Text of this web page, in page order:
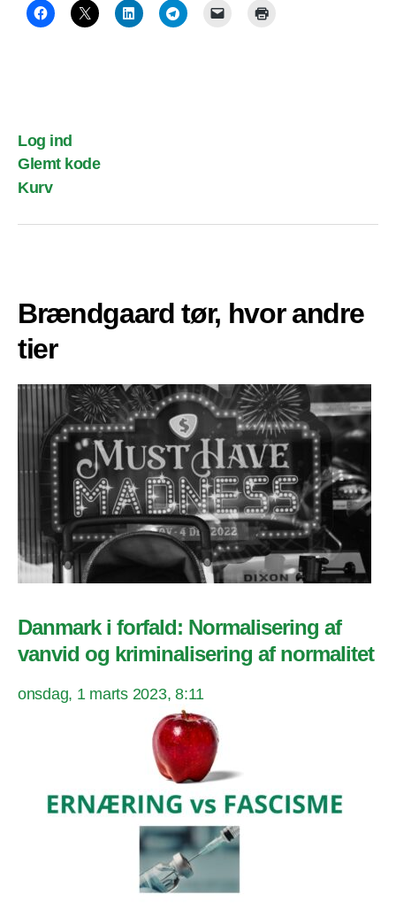
Log ind
Glemt kode
Kurv
Brændgaard tør, hvor andre
tier
Danmark i forfald: Normalisering af
vanvid og kriminalisering af normalitet
onsdag, 1 marts 2023, 8:11